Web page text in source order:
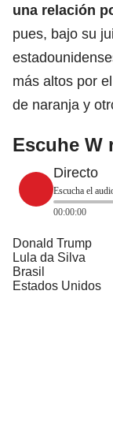
una relación
pues, bajo su
más altos por
de naranja y
Escuhe W
Directo
Escucha el
00:00:00
Donald Trump
Lula da Silva
Brasil
Estados Unidos